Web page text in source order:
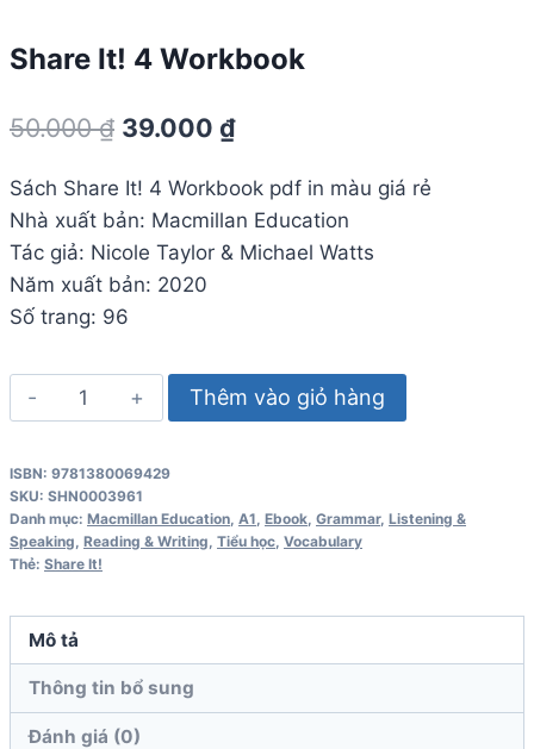
Share It! 4 Workbook
50.000₫ Giá
là:
50.000 ₫.
39.000 ₫Giá
tại
là:
Sách Share It! 4 Workbook pdf in màu giá rẻ
Nhà xuất bản: Macmillan Education
Tác giả: Nicole Taylor & Michael Watts
Năm xuất bản: 2020
Số trang: 96
Share
It!
Workbook
số
lượng
Thêm vào giỏ hàng
ISBN: 9781380069429
SKU: SHN0003961
Danh mục: Macmillan Education A1 Ebook Grammar, Listening &
Speaking Reading & Writing Tiểu học Vocabulary
Thẻ: Share It!
Mô tả
Thông tin bổ sung
Đánh giá (0)